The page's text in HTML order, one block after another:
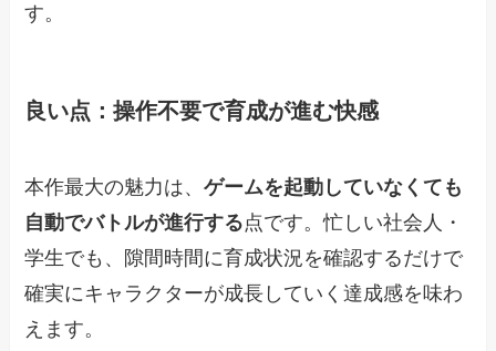
す。
良い点：操作不要で育成が進む快感
本作最大の魅力は、ゲームを起動していなくても
自動でバトルが進行する点です。忙しい社会人・
学生でも、隙間時間に育成状況を確認するだけで
確実にキャラクターが成長していく達成感を味わ
えます。